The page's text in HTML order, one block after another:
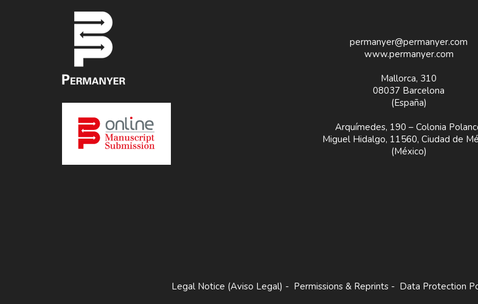
permanyer@permanyer.com
www.permanyer.com
Mallorca, 310
08037 Barcelona
(España)
Arquímedes, 190 – Colonia
Miguel Hidalgo, 11560, Ciudad de
(México)
Legal Notice (Aviso Legal) - Permissions & Reprints - Data Protection